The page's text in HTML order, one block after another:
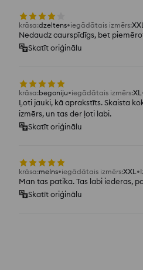
krāsa:dzeltens iegādātais izmērs:XXL
Nedaudz caurspīdīgs, bet
Skatīt oriģinālu
krāsa:begoniju iegādātais izmērs:XL
Ļoti jauki, kā aprakstīts. Skaista
izmērs, un tas der ļoti labi.
Skatīt oriģinālu
krāsa:melns iegādātais izmērs:XXL
Man tas patika. Tas labi iederas,
Skatīt oriģinālu